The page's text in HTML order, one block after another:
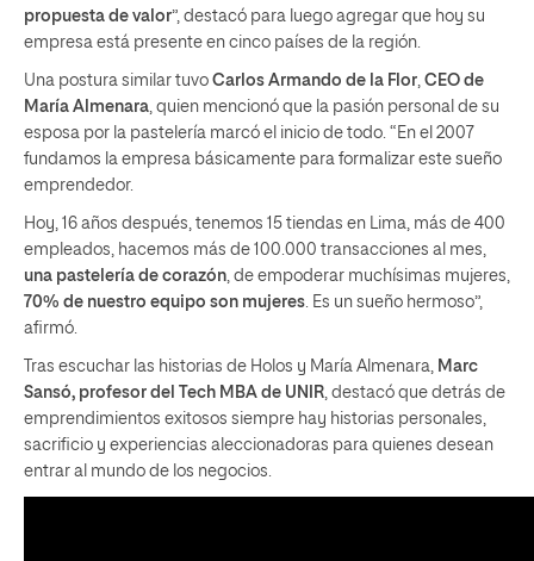
propuesta de valor”, destacó para luego agregar que hoy su
empresa está presente en cinco países de la región.
Una postura similar tuvo Carlos Armando de la Flor CEO de
María Almenara , quien mencionó que la pasión personal de su
esposa por la pastelería marcó el inicio de todo. “En el 2007
fundamos la empresa básicamente para formalizar este sueño
emprendedor.
Hoy, 16 años después, tenemos 15 tiendas en Lima, más de 400
empleados, hacemos más de 100.000 transacciones al mes,
una pastelería de corazón , de empoderar muchísimas mujeres,
70% de nuestro equipo son mujeres . Es un sueño hermoso”,
afirmó.
Tras escuchar las historias de Holos y María Almenara,
Marc
Sansó, profesor del Tech MBA de UNIR , destacó que detrás de
emprendimientos exitosos siempre hay historias personales,
sacrificio y experiencias aleccionadoras para quienes desean
entrar al mundo de los negocios.